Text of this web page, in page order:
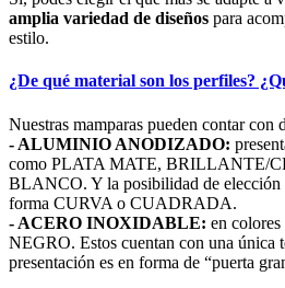
amplia variedad de diseños para
estilo.
¿De qué material son los perfiles?
Nuestras mamparas pueden contar con
- ALUMINIO ANODIZADO:
como PLATA MATE, BRILLANTE/
BLANCO. Y la posibilidad de elección
forma CURVA o CUADRADA.
- ACERO INOXIDABLE: en
NEGRO. Estos cuentan con una única
presentación es en forma de “puerta